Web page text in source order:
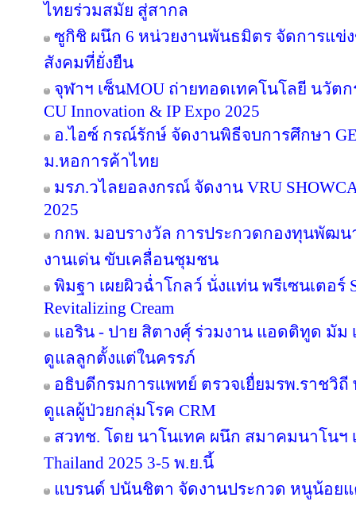
ไทยร่วมสมัย สู่สากล
ซูกิชิ ผนึก 6 หน่วยงานพันธมิตร จัดการแ
สังคมที่ยั่งยืน
จุฬาฯ เซ็นMOU ถ่ายทอดเทคโนโลยี นวัต
CU Innovation & IP Expo 2025
อ.ไอซ์ กรณ์รักษ์ จัดงานพิธีจบการศึกษา
ม.หอการค้าไทย
มรภ.วไลยอลงกรณ์ จัดงาน VRU
2025
กกพ. มอบรางวัล การประกวดกองทุนพัฒน
งานเด่น ขับเคลื่อนชุมชน
พิมฐา เผยผิวฉ่ำโกลว์ นั่งแท่น พรีเซนเตอร์
Revitalizing Cream
แอริน - ปาย สิตางศุ์ ร่วมงาน แอดติทูด มัม
ดูแลลูกตั้งแต่ในครรภ์
อธิบดีกรมการแพทย์ ตรวจเยื่ยมรพ.ราชวิ
ดูแลผู้ป่วยกลุ่มโรค CRM
สวทช. โดย นาโนเทค ผนึก สมาคมนาโนฯ
Thailand 2025 3-5 พ.ย.นี้
แบรนด์ ปนันชิตา จัดงานประกวด หนูน้อยแ